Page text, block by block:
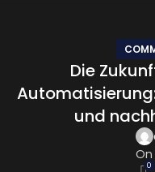
Die
und
On
0